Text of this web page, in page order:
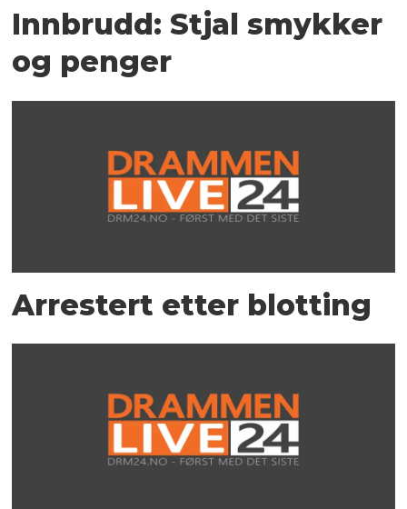
Innbrudd: Stjal smykker
og penger
Arrestert etter blotting